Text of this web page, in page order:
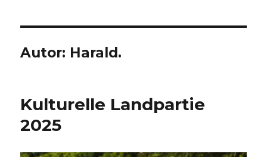
Autor: Harald.
Kulturelle Landpartie
2025